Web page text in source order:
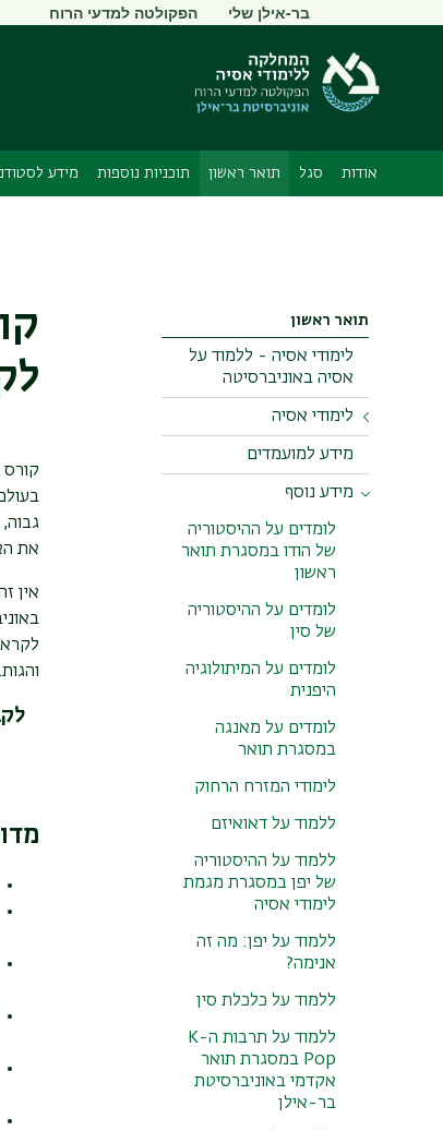
תפריט
משני
בר-אילן שלי הפקולטה למדעי הרוח
אודות סגל תואר ראשון תוכניות נוספות מידע
תואר ראשון
לימודי אסיה - ללמוד על
אסיה באוניברסיטה
לימודי אסיה
תואר חד חוגי
תואר דו חוגי מובנה
תואר דו חוגי לא מובנה
בחירת שפות
לימודי סינית
לימודי קוריאנית
מידע למועמדים
מידע נוסף
לומדים על ההיסטוריה
של הודו במסגרת תואר
ראשון
לומדים על ההיסטוריה
של סין
לומדים על המיתולוגיה
היפנית
לומדים על מאנגה
במסגרת תואר
לימודי המזרח הרחוק
ללמוד על דאואיזם
ללמוד על ההיסטוריה
של יפן במסגרת מגמת
לימודי אסיה
ללמוד על יפן: מה זה
אנימה?
ללמוד על כלכלת סין
ללמוד על תרבות ה-K
Pop במסגרת תואר
אקדמי באוניברסיטת
בר-אילן
קורס
את
אין
והגות.